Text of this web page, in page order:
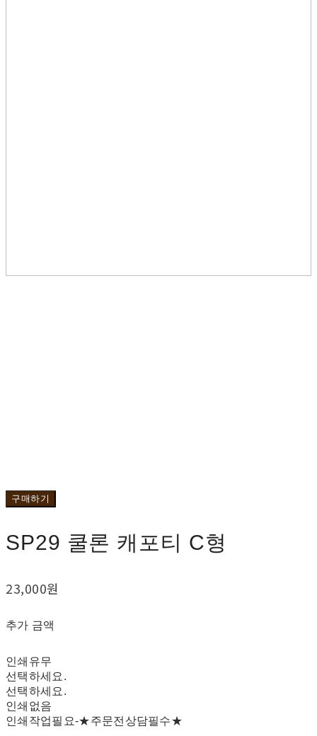
구매하기
SP29 쿨론 캐포티 C형
23,000원
추가 금액
인쇄유무
선택하세요.
선택하세요.
인쇄없음
인쇄작업필요-★주문전상담필수★